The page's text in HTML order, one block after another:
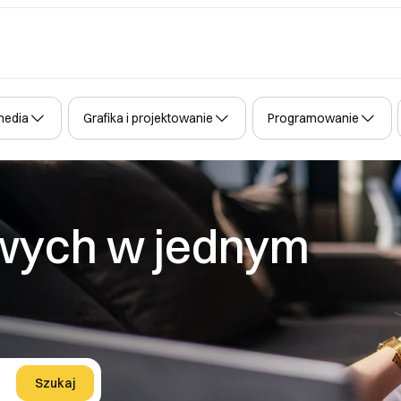
Grafika i projektowanie Programowanie
w jednym
Szukaj